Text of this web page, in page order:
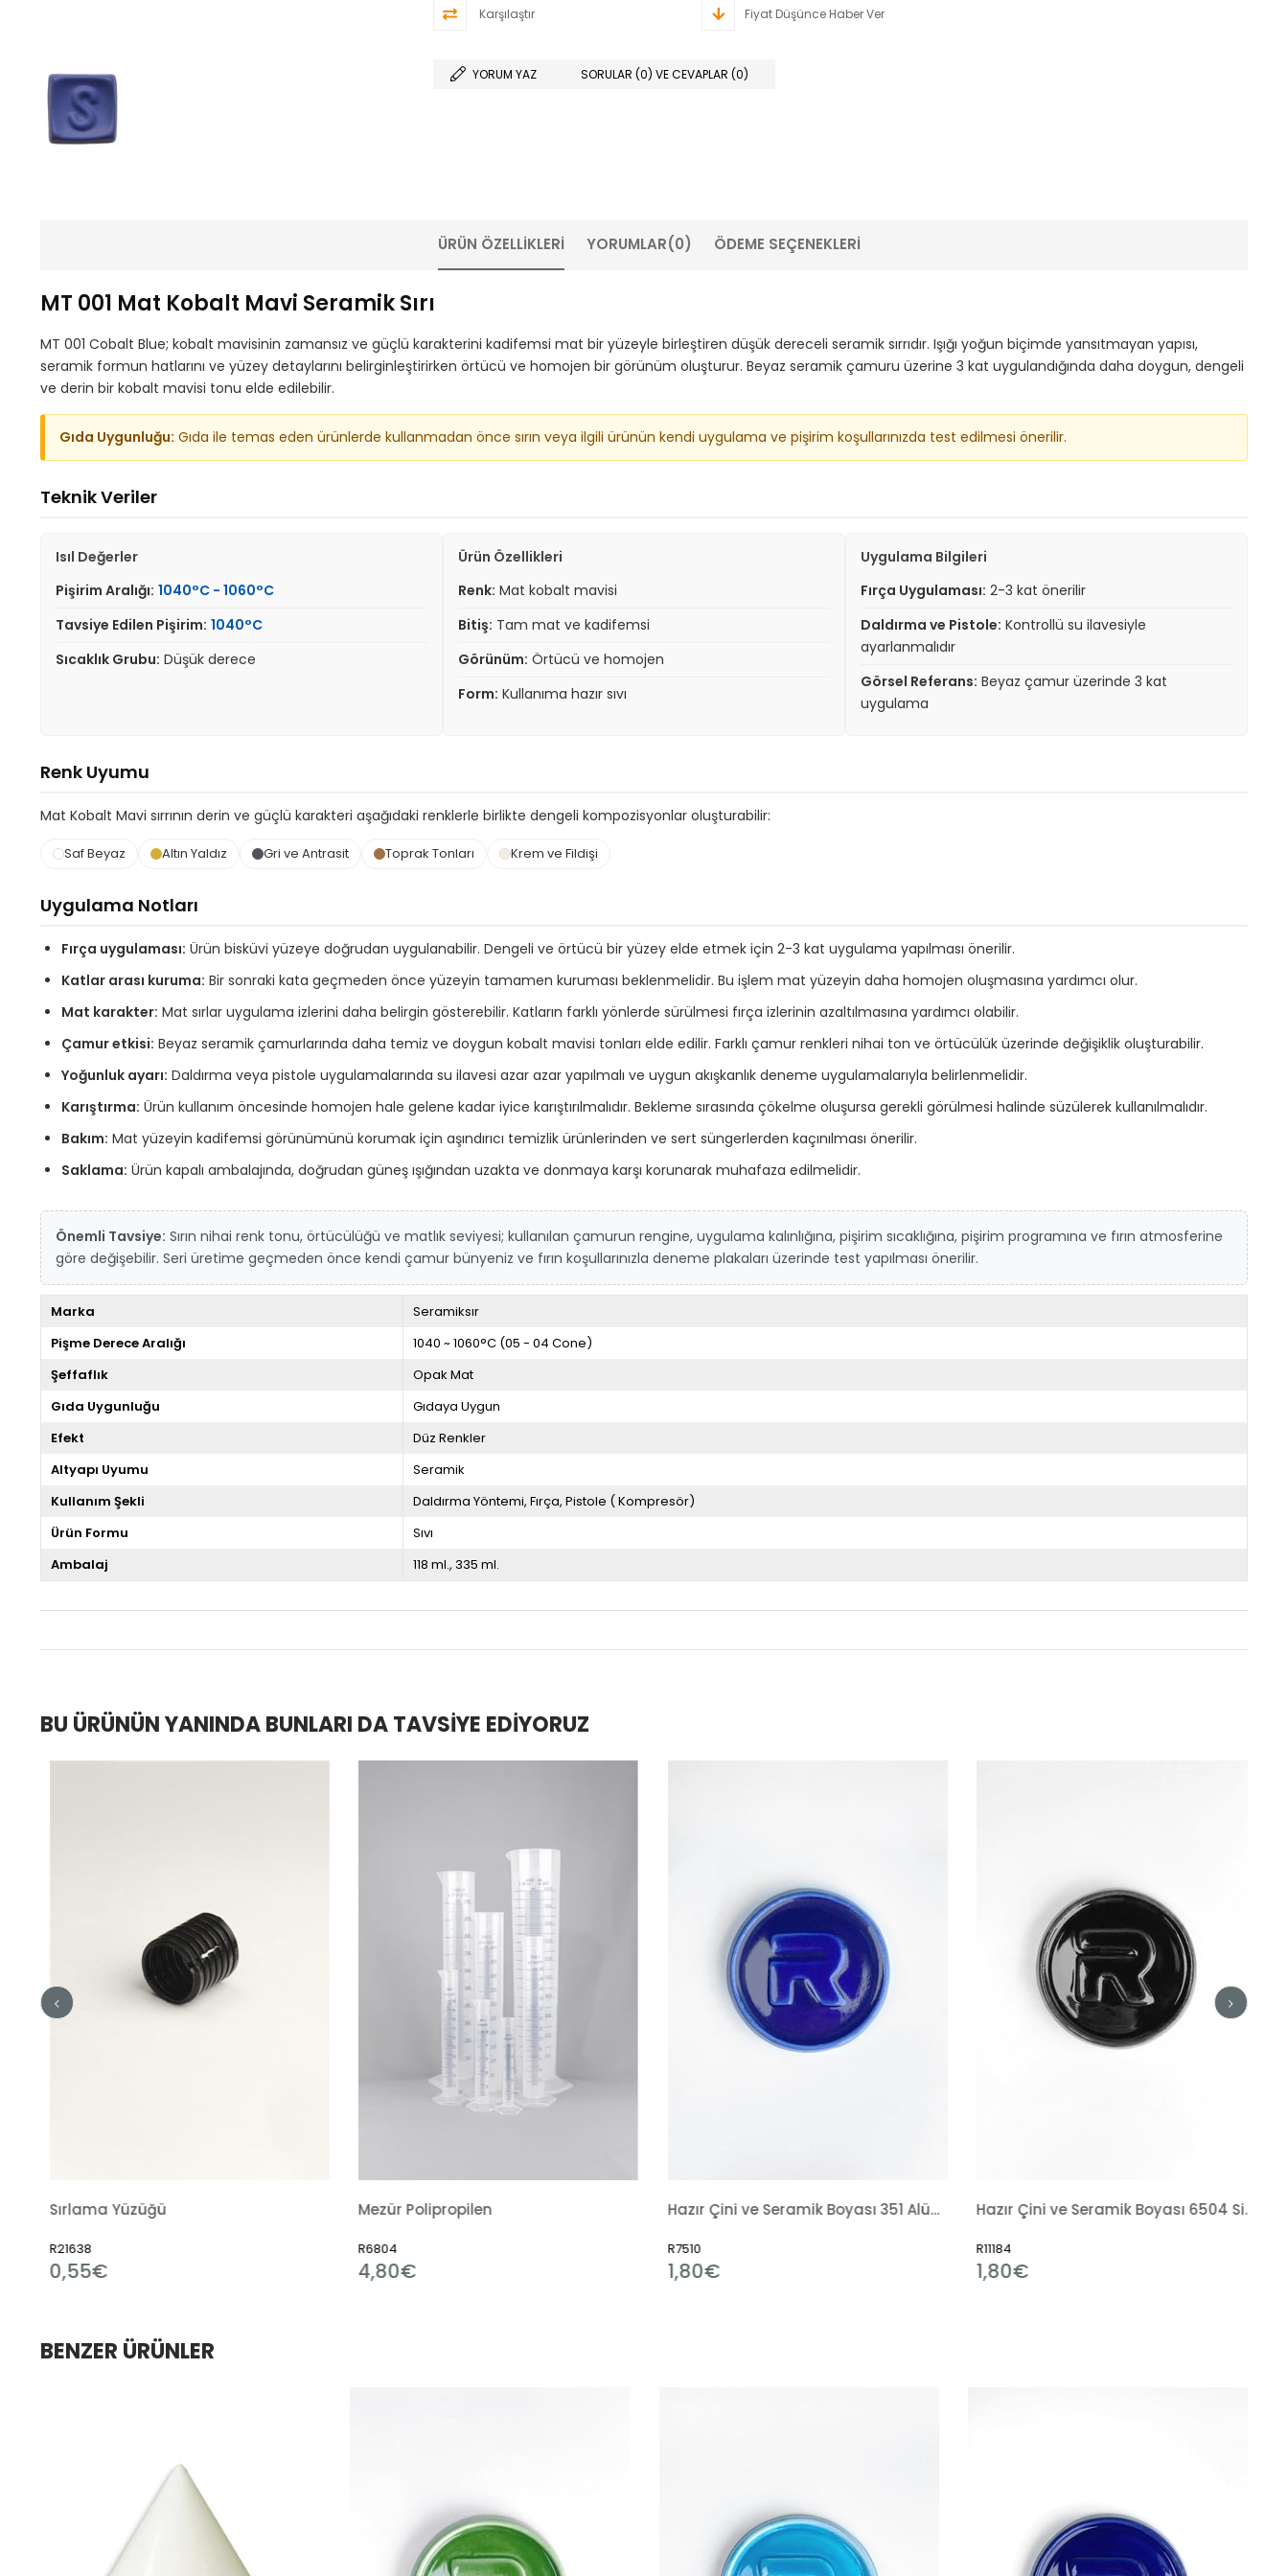
Karşılaştır Fiyat Düşünce Haber Ver
YORUM YAZ SORULAR (0) VE CEVAPLAR (0)
ÜRÜN ÖZELLIKLERI YORUMLAR(0) ÖDEME SEÇENEKLERI
MT 001 Mat Kobalt Mavi Seramik Sırı
MT 001 Cobalt Blue; kobalt mavisinin zamansız ve güçlü karakterini kadifemsi mat bir yüzeyle birleştiren düşük dereceli seramik sırrıdır. Işığı yoğun biçimde yansıtmayan yapısı,
seramik formun hatlarını ve yüzey detaylarını belirginleştirirken örtücü ve homojen bir görünüm oluşturur. Beyaz seramik çamuru üzerine 3 kat uygulandığında daha doygun, dengeli
ve derin bir kobalt mavisi tonu elde edilebilir.
Gıda Uygunluğu: Gıda ile temas eden ürünlerde kullanmadan önce sırın veya ilgili ürünün kendi uygulama ve pişirim koşullarınızda test edilmesi önerilir.
Teknik Veriler
Isıl Değerler
Pişirim Aralığı: 1040°C - 1060°C
Tavsiye Edilen Pişirim: 1040°C
Sıcaklık Grubu: Düşük derece
Ürün Özellikleri
Renk: Mat kobalt mavisi
Bitiş: Tam mat ve kadifemsi
Görünüm: Örtücü ve homojen
Form: Kullanıma hazır sıvı
Uygulama Bilgileri
Fırça Uygulaması: 2-3 kat önerilir
Daldırma ve Pistole: Kontrollü su ilavesiyle
ayarlanmalıdır
Görsel Referans: Beyaz çamur üzerinde 3 kat
uygulama
Renk Uyumu
Mat Kobalt Mavi sırrının derin ve güçlü karakteri aşağıdaki renklerle birlikte dengeli kompozisyonlar oluşturabilir:
Saf Beyaz Altın Yaldız Gri ve Antrasit Toprak Tonları Krem ve Fildişi
Uygulama Notları
Fırça uygulaması: Ürün bisküvi yüzeye doğrudan uygulanabilir. Dengeli ve örtücü bir yüzey elde etmek için 2-3 kat uygulama yapılması önerilir.
Katlar arası kuruma: Bir sonraki kata geçmeden önce yüzeyin tamamen kuruması beklenmelidir. Bu işlem mat yüzeyin daha homojen oluşmasına yardımcı olur.
Mat karakter: Mat sırlar uygulama izlerini daha belirgin gösterebilir. Katların farklı yönlerde sürülmesi fırça izlerinin azaltılmasına yardımcı olabilir.
Çamur etkisi: Beyaz seramik çamurlarında daha temiz ve doygun kobalt mavisi tonları elde edilir. Farklı çamur renkleri nihai ton ve örtücülük üzerinde değişiklik oluşturabilir.
Yoğunluk ayarı: Daldırma veya pistole uygulamalarında su ilavesi azar azar yapılmalı ve uygun akışkanlık deneme uygulamalarıyla belirlenmelidir.
Karıştırma: Ürün kullanım öncesinde homojen hale gelene kadar iyice karıştırılmalıdır. Bekleme sırasında çökelme oluşursa gerekli görülmesi halinde süzülerek kullanılmalıdır.
Bakım: Mat yüzeyin kadifemsi görünümünü korumak için aşındırıcı temizlik ürünlerinden ve sert süngerlerden kaçınılması önerilir.
Saklama: Ürün kapalı ambalajında, doğrudan güneş ışığından uzakta ve donmaya karşı korunarak muhafaza edilmelidir.
Önemli Tavsiye: Sırın nihai renk tonu, örtücülüğü ve matlık seviyesi; kullanılan çamurun rengine, uygulama kalınlığına, pişirim sıcaklığına, pişirim programına ve fırın atmosferine
göre değişebilir. Seri üretime geçmeden önce kendi çamur bünyeniz ve fırın koşullarınızla deneme plakaları üzerinde test yapılması önerilir.
Marka
Seramiksır
Pişme Derece Aralığı
1040 ~ 1060°C (05 - 04 Cone)
Şeffaflık
Opak Mat
Gıda Uygunluğu
Gıdaya Uygun
Efekt
Düz Renkler
Altyapı Uyumu
Seramik
Kullanım Şekli
Daldırma Yöntemi Fırça Pistole ( Kompresör)
Ürün Formu
Sıvı
Ambalaj
118 ml. 335 ml.
BU ÜRÜNÜN YANINDA BUNLARI DA TAVSIYE EDIYORUZ
Hazır Çini ve Seramik Boyası 351 Alümina Mavi Hazır Çini ve Seramik Boyası 6504 Siyah Tahrir Sırlama Fırçası
BENZER ÜRÜNLER